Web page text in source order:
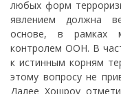
любых форм
явлением должна
основе, в рамках
контролем ООН. В
к истинным корням
этому вопросу не
Далее Хошроу